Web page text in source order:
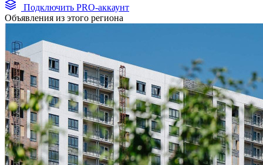
Подключить PRO-аккаунт
Объявления из этого региона